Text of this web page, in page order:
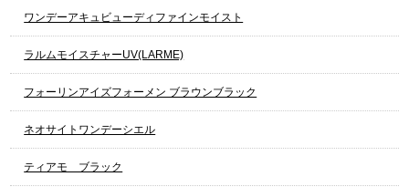
ワンデーアキュビューディファインモイスト
ラルムモイスチャーUV(LARME)
フォーリンアイズフォーメン ブラウンブラック
ネオサイトワンデーシエル
ティアモ ブラック